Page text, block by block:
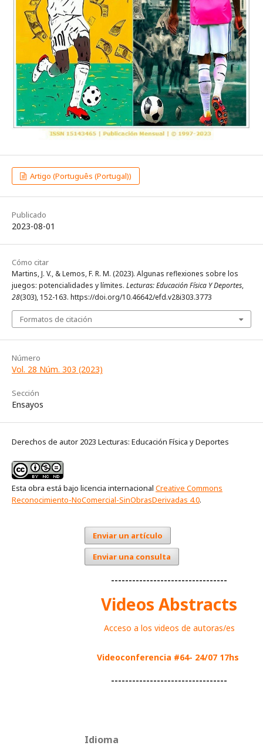
Artigo (Português (Portugal))
Publicado
2023-08-01
Cómo citar
Martins, J. V., & Lemos, F. R. M. (2023). Algunas reflexiones sobre los
juegos: potencialidades y límites. Lecturas: Educación Física Y Deportes,
28(303), 152-163. https://doi.org/10.46642/efd.v28i303.3773
Formatos de citación
Número
Vol. 28 Núm. 303 (2023)
Sección
Ensayos
Derechos de autor 2023 Lecturas: Educación Física y Deportes
Esta obra está bajo licencia internacional Creative Commons
Reconocimiento-NoComercial-SinObrasDerivadas 4.0.
Enviar un artículo
Enviar una consulta
---------------------------------
Videos Abstracts
Acceso a los videos de autoras/es
Videoconferencia #64- 24/07 17hs
---------------------------------
Idioma